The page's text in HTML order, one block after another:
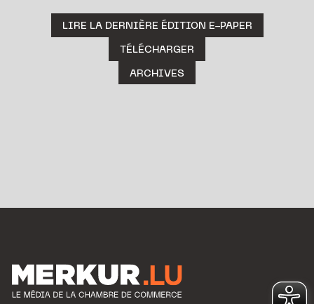
LIRE LA DERNIÈRE ÉDITION E-PAPER
TÉLÉCHARGER
ARCHIVES